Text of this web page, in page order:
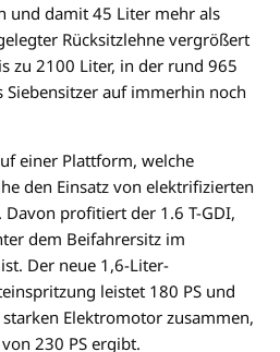
und damit 45 Liter mehr als
Rücksitzlehne vergrößert
zu 2100 Liter, in der rund 965
Siebensitzer auf immerhin noch
einer Plattform, welche
den Einsatz von elektrifizierten
profitiert der 1.6 T-GDI,
dem Beifahrersitz im
Der neue 1,6-Liter-
leistet 180 PS und
Elektromotor zusammen,
230 PS ergibt.